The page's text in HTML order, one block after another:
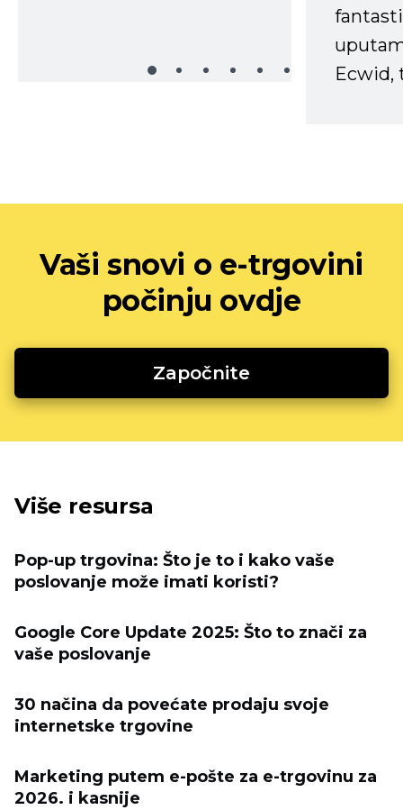
Ecwid,
Vaši snovi o e-trgovini
počinju ovdje
Započnite
Više resursa
Pop-up trgovina: Što je to i kako vaše
poslovanje može imati koristi?
Google Core Update 2025: Što to znači za
vaše poslovanje
30 načina da povećate prodaju svoje
internetske trgovine
Marketing putem e-pošte za e-trgovinu za
2026. i kasnije